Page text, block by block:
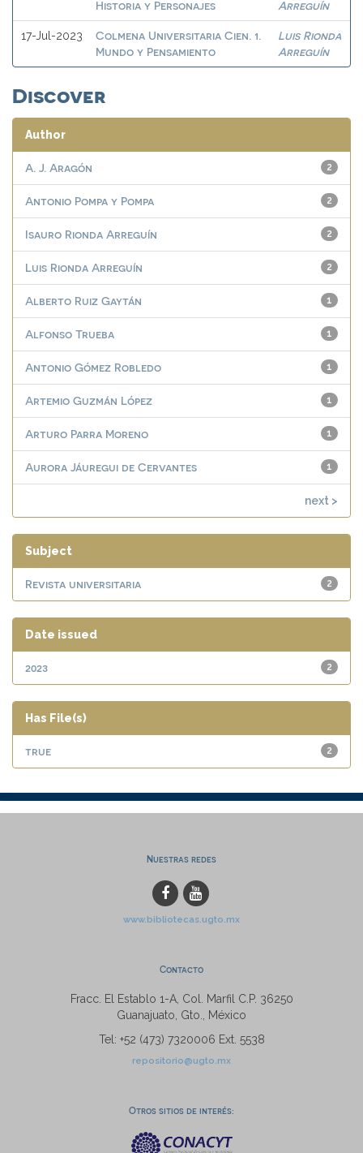
Historia y Personajes
Arreguín
17-Jul-2023
Colmena Universitaria Cien. 1.
Mundo y Pensamiento
Luis Rionda
Arreguín
Discover
Author
2
A. J. Aragón
2
Antonio Pompa y Pompa
2
Isauro Rionda Arreguín
2
Luis Rionda Arreguín
1
Alberto Ruiz Gaytán
1
Alfonso Trueba
1
Antonio Gómez Robledo
1
Artemio Guzmán López
1
Arturo Parra Moreno
1
Aurora Jáuregui de Cervantes
next >
Subject
2
Revista universitaria
Date issued
2
2023
Has File(s)
2
true
Nuestras redes
www.bibliotecas.ugto.mx
Contacto
Fracc. El Establo 1-A, Col. Marfil C.P. 36250
Guanajuato, Gto., México
Tel: +52 (473) 7320006 Ext. 5538
repositorio@ugto.mx
Otros sitios de interés: